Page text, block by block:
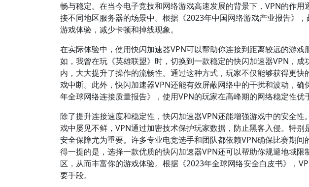
畅与稳定。在当今电子竞技和网络游戏高速发展的背景下，VPN的作
接不同地区服务器的场景中。根据《2023年中国网络游戏产业报告》
游戏体验，减少卡顿和掉线现象。
在实际体验中，使用快闪加速器VPN可以帮助你连接到距离较远的游
如，我曾在玩《英雄联盟》时，切换到一款稳定的快闪加速器VPN，
内，大大提升了操作的流畅性。通过这种方式，玩家不仅能够获得更
戏中断。此外，快闪加速器VPN还能有效屏蔽网络中的干扰和波动，
年全球网络连接质量报告》，使用VPN的玩家在高峰期的网络稳定性优
除了提升连接速度和稳定性，快闪加速器VPN还能增强游戏中的安全
戏中屡见不鲜，VPN通过加密技术保护玩家数据，防止黑客入侵。特
安全保障尤为重要。许多专业电竞选手和团队都依赖VPN确保比赛期
得一提的是，选择一款优质的快闪加速器VPN还可以帮助你规避地域
区，从而丰富你的游戏体验。根据《2023年全球网络安全白皮书》，
要手段。